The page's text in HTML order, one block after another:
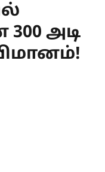
அடி